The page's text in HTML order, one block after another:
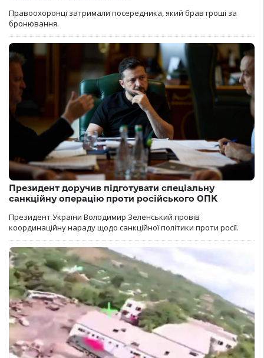
Правоохоронці затримали посередника, який брав гроші за
бронювання.
Президент доручив підготувати спеціальну
санкційну операцію проти російського ОПК
Президент України Володимир Зеленський провів
координаційну нараду щодо санкційної політики проти росії.